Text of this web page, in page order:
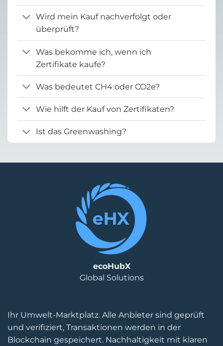
Wird mein Kauf nachverfolgt oder
überprüft?
Was bekomme ich, wenn ich
Zertifikate kaufe?
Was bedeutet CH4 oder CO2e?
Wie hilft der Kauf von Zertifikaten?
Ist das Greenwashing?
Ihr Umwelt-Marktplatz. Alle Anbieter sind geprüft
und verifiziert, Transaktionen werden in der
Blockchain gespeichert. Nachhaltigkeit mit klaren
ecoHubX
Global Solutions